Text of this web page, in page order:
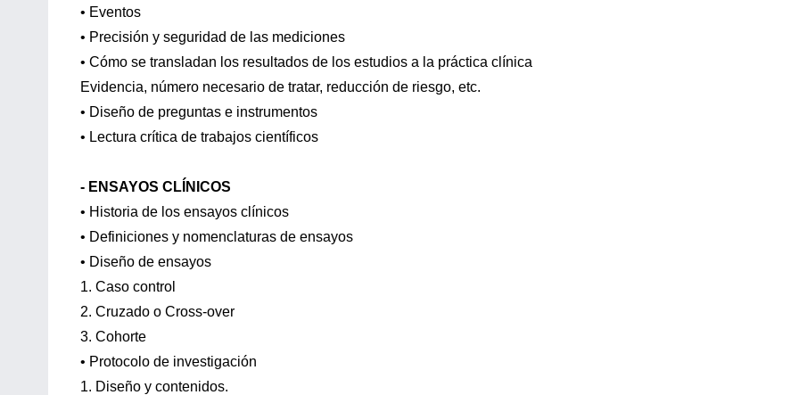
• Eventos
• Precisión y seguridad de las mediciones
• Cómo se transladan los resultados de los estudios a la práctica clínica
Evidencia, número necesario de tratar, reducción de riesgo, etc.
• Diseño de preguntas e instrumentos
• Lectura crítica de trabajos científicos
- ENSAYOS CLÍNICOS
• Historia de los ensayos clínicos
• Definiciones y nomenclaturas de ensayos
• Diseño de ensayos
1. Caso control
2. Cruzado o Cross-over
3. Cohorte
• Protocolo de investigación
1. Diseño y contenidos.